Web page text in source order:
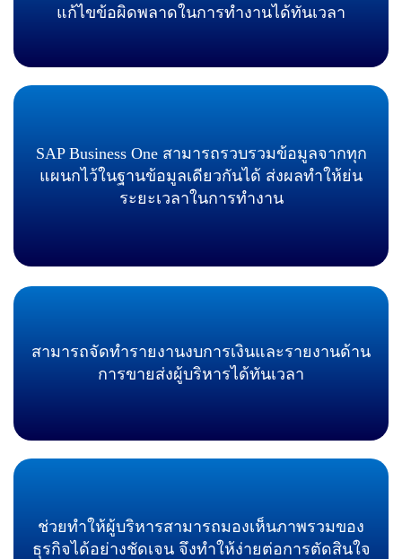
แก้ไขข้อผิดพลาดในการทำงานได้ทันเวลา
SAP Business One สามารถรวบรวมข้อมูลจากทุก
แผนกไว้ในฐานข้อมูลเดียวกันได้ ส่งผลทำให้ย่น
ระยะเวลาในการทำงาน
สามารถจัดทำรายงานงบการเงินและรายงานด้าน
การขายส่งผู้บริหารได้ทันเวลา
ช่วยทำให้ผู้บริหารสามารถมองเห็นภาพรวมของ
ธุรกิจได้อย่างชัดเจน จึงทำให้ง่ายต่อการตัดสินใจ